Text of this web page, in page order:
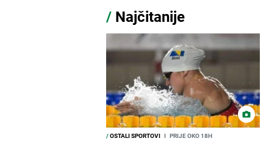
/ Najčitanije
/OSTALI SPORTOVI I PRIJE OKO 18H